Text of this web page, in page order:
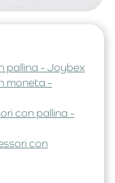
pallina - Joybex
moneta -
con pallina -
con